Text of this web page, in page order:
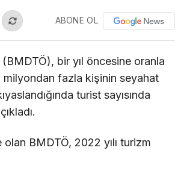
ABONE OL
bir yıl öncesine oranla
milyondan fazla kişinin seyahat
turist sayısında
BMDTÖ, 2022 yılı turizm